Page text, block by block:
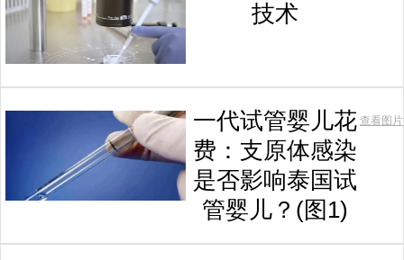
技术
一代试管婴儿花
费：支原体感染
是否影响泰国试
管婴儿？(图1)
查看图片